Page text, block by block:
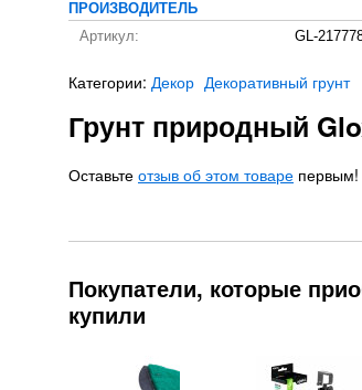
ПРОИЗВОДИТЕЛЬ
Артикул:
GL-
Категории: Декор Декоративный грунт
Грунт природный
Оставьте отзыв об этом товаре первым!
Покупатели, которые
купили